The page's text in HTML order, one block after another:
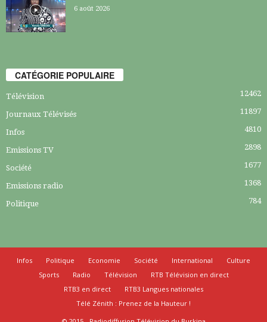
6 août 2026
CATÉGORIE POPULAIRE
Télévision 12462
Journaux Télévisés 11897
Infos 4810
Emissions TV 2898
Société 1677
Emissions radio 1368
Politique 784
Infos Politique Economie Société International
Culture
Sports
Radio Télévision
RTB Télévision en direct
RTB3 en direct
RTB3 Langues nationales
Télé Zénith : Prenez de la Hauteur !